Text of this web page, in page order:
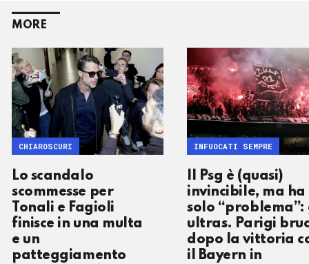
MORE
Lo scandalo
scommesse per
Tonali e Fagioli
finisce in una multa
e un
patteggiamento
CHIAROSCURI
Il Psg è (quasi)
invincibile, ma ha
solo “problema”:
ultras. Parigi
dopo la vittoria
il Bayern in
INFUOCATI SEMPRE